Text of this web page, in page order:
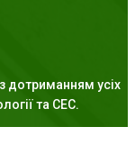
дотриманням усіх
та СЕС.